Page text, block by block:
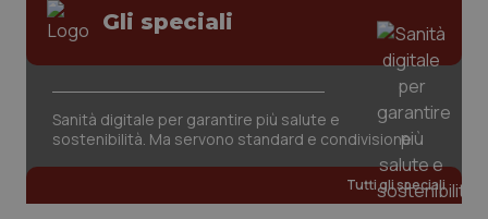
Gli speciali
Sanità digitale per garantire più salute e
sostenibilità. Ma servono standard e condivisione
Tutti gli speciali
session-id
_ga
Google LLC
.quotidianosanita.it